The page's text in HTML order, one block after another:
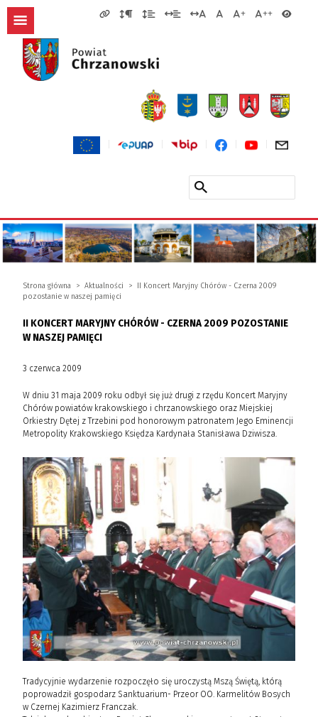
Strona główna Aktualności
II Koncert Maryjny Chórów - Czerna 2009
pozostanie w naszej pamięci
II KONCERT MARYJNY CHÓRÓW - CZERNA 2009 POZOSTANIE
W NASZEJ PAMIĘCI
3 czerwca 2009
W dniu 31 maja 2009 roku odbył się już drugi z rzędu Koncert Maryjny
Chórów powiatów krakowskiego i chrzanowskiego oraz Miejskiej
Orkiestry Dętej z Trzebini pod honorowym patronatem Jego Eminencji
Metropolity Krakowskiego Księdza Kardynała Stanisława Dziwisza.
Tradycyjnie wydarzenie rozpoczęło się uroczystą Mszą Świętą, którą
poprowadził gospodarz Sanktuarium- Przeor OO. Karmelitów Bosych
w Czernej Kazimierz Franczak.